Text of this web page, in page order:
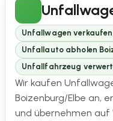
Unfallwagen
Unfallauto abholen
Unfallfahrzeug
Wir kaufen
Boizenburg/Elbe an,
und übernehmen auf